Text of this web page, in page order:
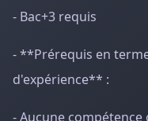
- Bac+3 requis
- **Prérequis en
d'expérience** :
- Aucune